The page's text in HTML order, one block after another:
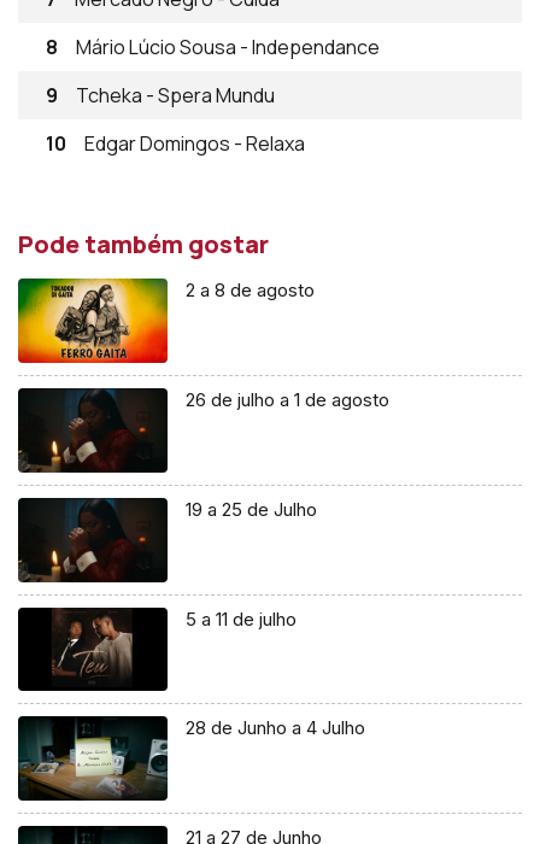
8
Mário Lúcio Sousa - Independance
9
Tcheka - Spera Mundu
10
Edgar Domingos - Relaxa
Pode também gostar
2 a 8 de agosto
26 de julho a 1 de agosto
19 a 25 de Julho
5 a 11 de julho
28 de Junho a 4 Julho
21 a 27 de Junho